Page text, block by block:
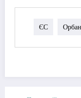
ЄС Орбан